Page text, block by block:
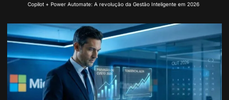
Copilot + Power Automate: A revolução da Gestão Inteligente em 2026